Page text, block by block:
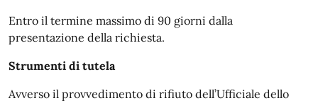
Entro il termine massimo di 90 giorni dalla
presentazione della richiesta.
Strumenti di tutela
Avverso il provvedimento di rifiuto dell’Ufficiale dello